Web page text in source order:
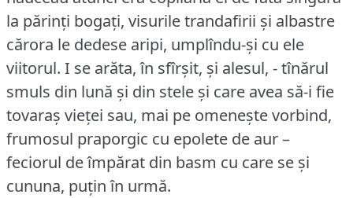
la părinți bogați, visurile trandafirii și albastre
cărora le dedese aripi, umplîndu-și cu ele
viitorul. I se arăta, în sfîrșit, și alesul, - tînărul
smuls din lună și din stele și care avea să-i fie
tovaraș vieței sau, mai pe omenește vorbind,
frumosul praporgic cu epolete de aur –
feciorul de împărat din basm cu care se și
cununa, puțin în urmă.